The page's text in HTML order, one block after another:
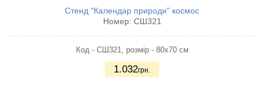
Стенд "Календар природи" космос
Номер: СШ321
Код - СШ321, розмір - 80х70 см
1.032грн.